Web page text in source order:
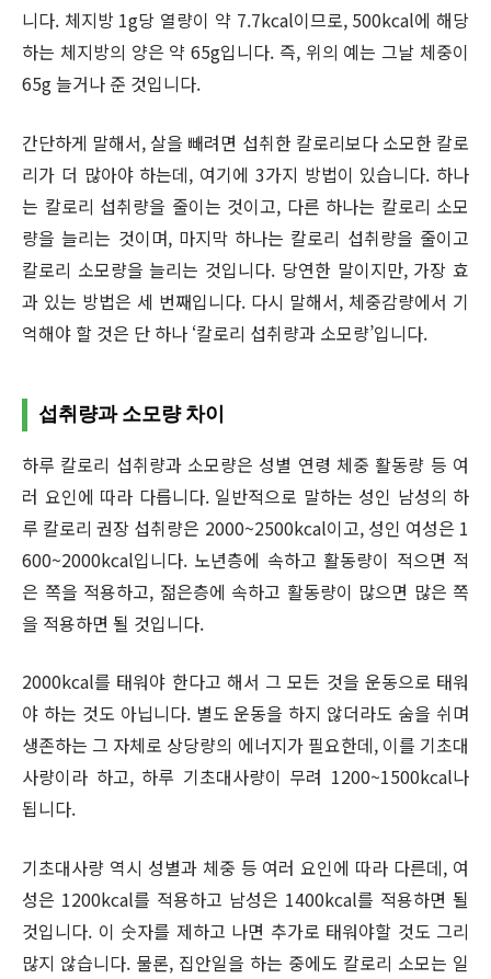
니다. 체지방 1g당 열량이 약 7.7kcal이므로, 500kcal에 해당
하는 체지방의 양은 약 65g입니다. 즉, 위의 예는 그날 체중이
65g 늘거나 준 것입니다.
간단하게 말해서, 살을 빼려면 섭취한 칼로리보다 소모한 칼로
리가 더 많아야 하는데, 여기에 3가지 방법이 있습니다. 하나
는 칼로리 섭취량을 줄이는 것이고, 다른 하나는 칼로리 소모
량을 늘리는 것이며, 마지막 하나는 칼로리 섭취량을 줄이고
칼로리 소모량을 늘리는 것입니다. 당연한 말이지만, 가장 효
과 있는 방법은 세 번째입니다. 다시 말해서, 체중감량에서 기
억해야 할 것은 단 하나 ‘칼로리 섭취량과 소모량’입니다.
섭취량과 소모량 차이
하루 칼로리 섭취량과 소모량은 성별 연령 체중 활동량 등 여
러 요인에 따라 다릅니다. 일반적으로 말하는 성인 남성의 하
루 칼로리 권장 섭취량은 2000~2500kcal이고, 성인 여성은 1
600~2000kcal입니다. 노년층에 속하고 활동량이 적으면 적
은 쪽을 적용하고, 젊은층에 속하고 활동량이 많으면 많은 쪽
을 적용하면 될 것입니다.
2000kcal를 태워야 한다고 해서 그 모든 것을 운동으로 태워
야 하는 것도 아닙니다. 별도 운동을 하지 않더라도 숨을 쉬며
생존하는 그 자체로 상당량의 에너지가 필요한데, 이를 기초대
사량이라 하고, 하루 기초대사량이 무려 1200~1500kcal나
됩니다.
기초대사량 역시 성별과 체중 등 여러 요인에 따라 다른데, 여
성은 1200kcal를 적용하고 남성은 1400kcal를 적용하면 될
것입니다. 이 숫자를 제하고 나면 추가로 태워야할 것도 그리
많지 않습니다. 물론, 집안일을 하는 중에도 칼로리 소모는 일